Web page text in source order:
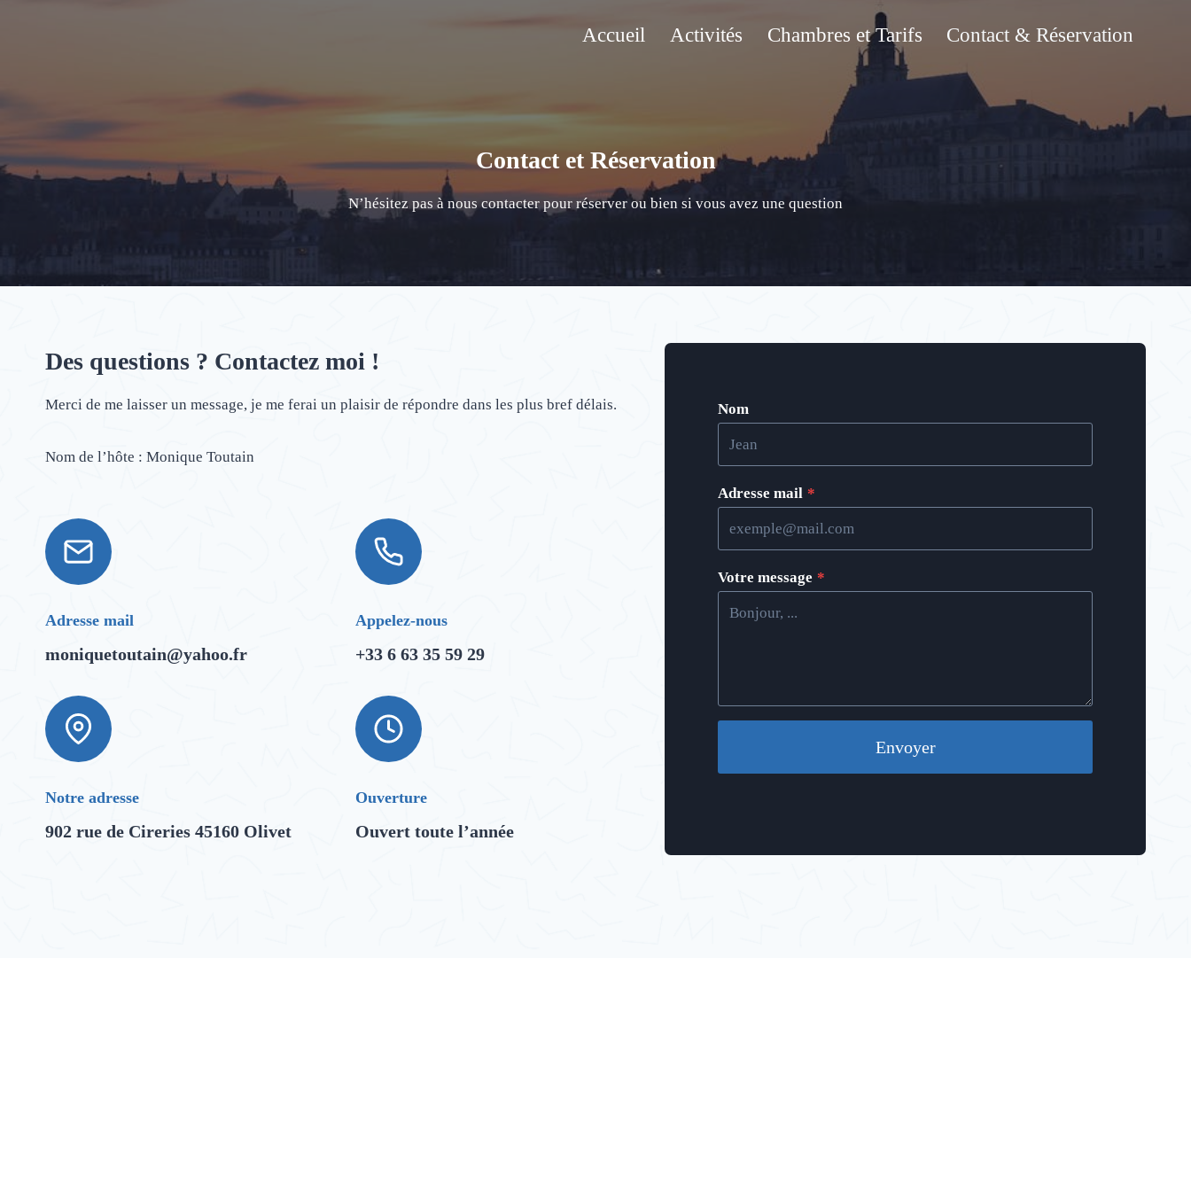
Accueil Activités Chambres et Tarifs Contact & Réservation
Contact et Réservation
N’hésitez pas à nous contacter pour réserver ou bien si vous avez une question
Des questions ? Contactez moi !
Merci de me laisser un message, je me ferai un plaisir de répondre dans les plus bref délais.
Nom de l’hôte : Monique Toutain
Adresse mail
moniquetoutain@yahoo.fr
Appelez-nous
+33 6 63 35 59 29
Notre adresse
902 rue de Cireries 45160 Olivet
Ouverture
Ouvert toute l’année
Nom
Adresse mail *
Votre message *
Envoyer